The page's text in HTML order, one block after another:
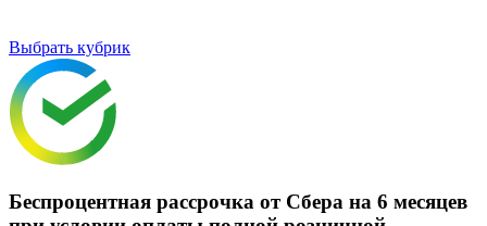
Выбрать кубрик
Беспроцентная рассрочка от Сбера на 6 месяцев